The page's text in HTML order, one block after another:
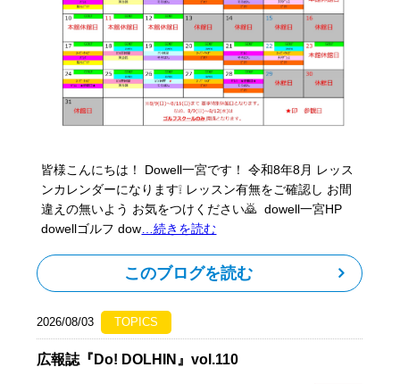
皆様こんにちは！ Dowell一宮です！ 令和8年8月 レッス
ンカレンダーになります❕ レッスン有無をご確認し お間
違えの無いよう お気をつけください🙇 dowell一宮HP
dowellゴルフ dow …続きを読む
このブログを読む
2026/08/03 TOPICS
広報誌『Do! DOLHIN』vol.110